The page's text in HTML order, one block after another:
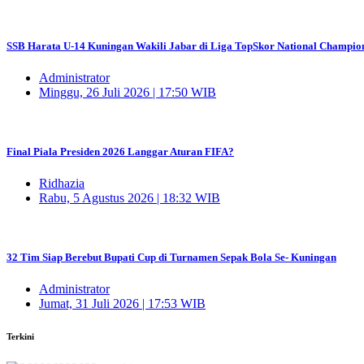
SSB Harata U-14 Kuningan Wakili Jabar di Liga TopSkor National
Administrator
Minggu, 26 Juli 2026 | 17:50 WIB
Final Piala Presiden 2026 Langgar Aturan FIFA?
Ridhazia
Rabu, 5 Agustus 2026 | 18:32 WIB
32 Tim Siap Berebut Bupati Cup di Turnamen Sepak Bola Se- Kuningan
Administrator
Jumat, 31 Juli 2026 | 17:53 WIB
Terkini